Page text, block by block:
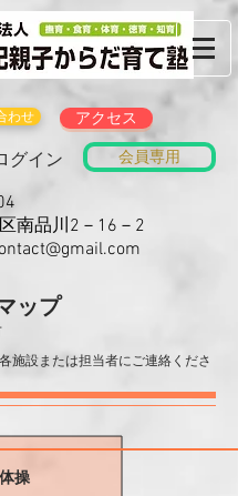
わせ アクセス
グイン 会員専用
南品川2－16－2
ップ
施設または担当者にご連絡くださ
操